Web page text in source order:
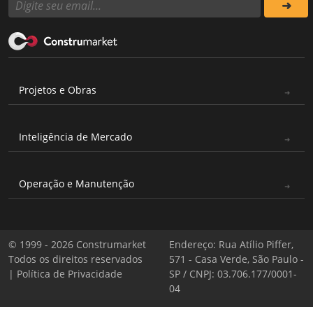
Projetos e Obras
Inteligência de Mercado
Operação e Manutenção
© 1999 - 2026 Construmarket
Todos os direitos reservados
| Política de Privacidade
Endereço: Rua Atílio Piffer,
571 - Casa Verde, São Paulo -
SP / CNPJ: 03.706.177/0001-
04